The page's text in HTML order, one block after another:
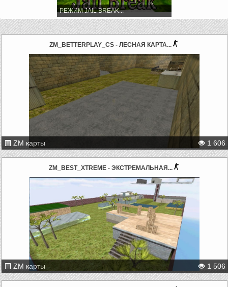
РЕЖИМ JAIL BREAK...
ZM_BETTERPLAY_CS - ЛЕСНАЯ КАРТА...
ZM карты 1 606
ZM_BEST_XTREME - ЭКСТРЕМАЛЬНАЯ...
ZM карты 1 506